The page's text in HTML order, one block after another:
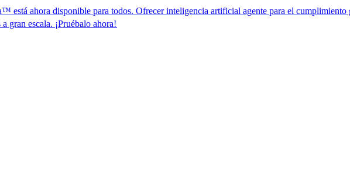
disponible para todos. Ofrecer inteligencia artificial agente para el cumplimiento global de
¡Pruébalo ahora!​​